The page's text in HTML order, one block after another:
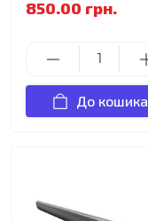
850.00 грн.
До кошика